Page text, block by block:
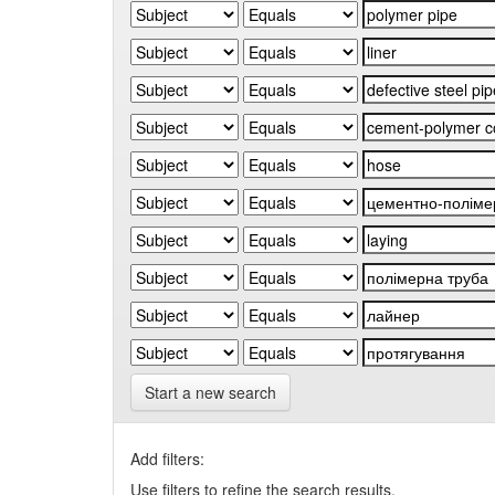
Start a new search
Add filters:
Use filters to refine the search results.